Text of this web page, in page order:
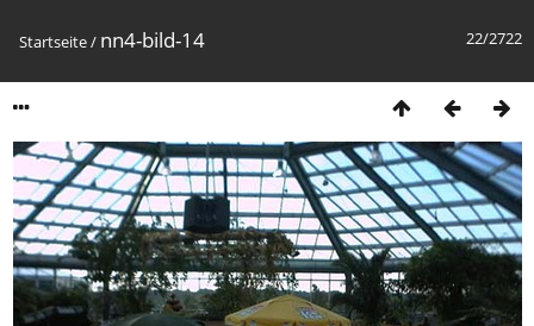
22/2722
Startseite/ nn4-bild-14